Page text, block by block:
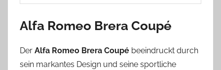
Alfa Romeo Brera Coupé
Der Alfa Romeo Brera Coupé beeindruckt durch
sein markantes Design und seine sportliche